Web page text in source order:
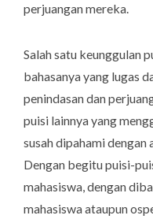
perjuangan mereka.
Salah satu keunggulan
bahasanya yang lugas
penindasan dan
puisi lainnya yang
susah dipahami
Dengan begitu puisi-
mahasiswa, dengan
mahasiswa ataupun